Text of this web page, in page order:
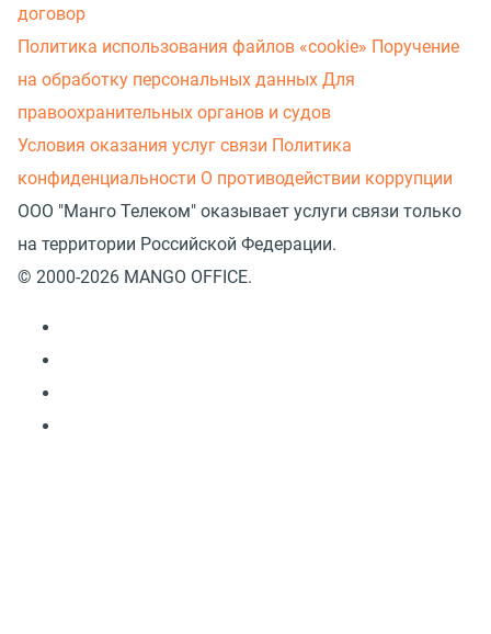
договор
Политика использования файлов «cookie» Поручение
на обработку персональных данных Для
правоохранительных органов и судов
Условия оказания услуг связи Политика
конфиденциальности О противодействии коррупции
ООО "Манго Телеком" оказывает услуги связи только
на территории Российской Федерации.
© 2000-2026 MANGO OFFICE.